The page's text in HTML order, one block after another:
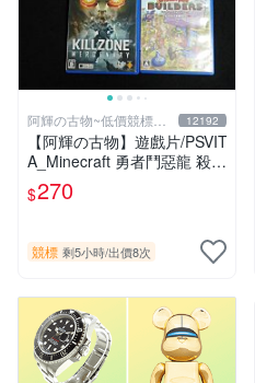
阿輝の古物~低價競標五
六日結標
12192
【阿輝の古物】遊戲片/PSVIT
A_Minecraft 勇者鬥惡龍 殺戮
地帶 英雄傳說 槍彈辯駁 一批
合售_刮痕污漬_1元起標無底
$270
競標 剩5小時/出價8次